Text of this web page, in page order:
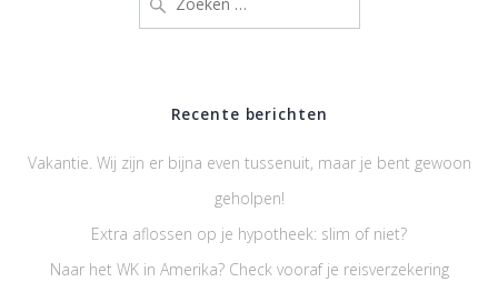
naar:
Recente berichten
Vakantie. Wij zijn er bijna even tussenuit, maar je bent gewoon
geholpen!
Extra aflossen op je hypotheek: slim of niet?
Naar het WK in Amerika? Check vooraf je reisverzekering